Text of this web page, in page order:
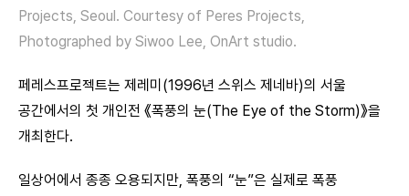
Projects, Seoul. Courtesy of Peres Projects,
Photographed by Siwoo Lee, OnArt studio.
페레스프로젝트는 제레미(1996년 스위스 제네바)의 서울
공간에서의 첫 개인전 《폭풍의 눈(The Eye of the Storm)》을
개최한다.
일상어에서 종종 오용되지만, 폭풍의 “눈”은 실제로 폭풍